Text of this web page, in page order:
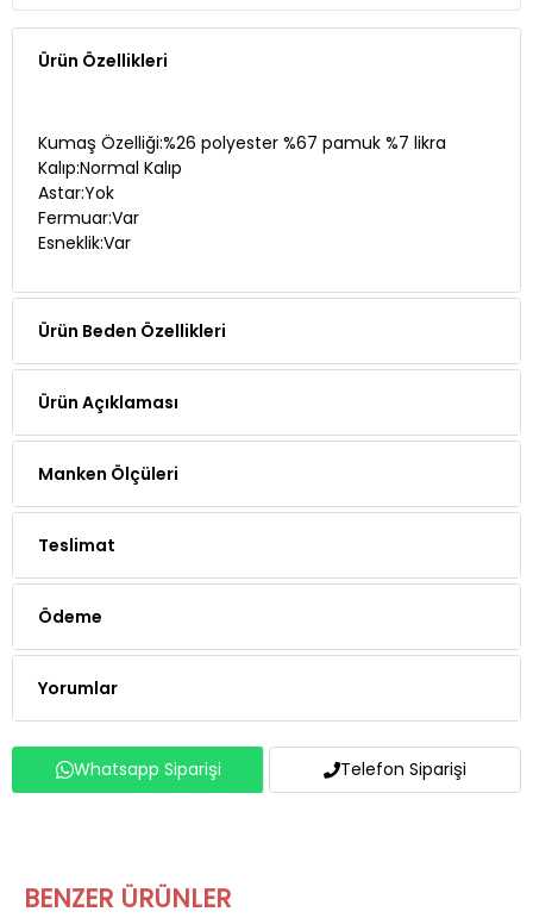
Ürün Özellikleri
Kumaş Özelliği:%26 polyester %67 pamuk %7 likra
Kalıp:Normal Kalıp
Astar:Yok
Fermuar:Var
Esneklik:Var
Ürün Beden Özellikleri
Ürün Açıklaması
Manken Ölçüleri
Teslimat
Ödeme
Yorumlar
Whatsapp Siparişi Telefon Siparişi
BENZER ÜRÜNLER